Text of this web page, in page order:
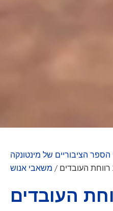
הספר הציבוריים של מינטונקה
משאבי אנוש / רווחת העובדים
העובדים